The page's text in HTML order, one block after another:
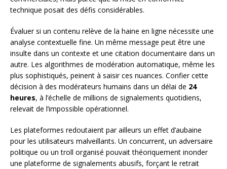
technique posait des défis considérables.
Évaluer si un contenu relève de la haine en ligne nécessite une
analyse contextuelle fine. Un même message peut être une
insulte dans un contexte et une citation documentaire dans un
autre. Les algorithmes de modération automatique, même les
plus sophistiqués, peinent à saisir ces nuances. Confier cette
décision à des modérateurs humains dans un délai de 24
heures, à l’échelle de millions de signalements quotidiens,
relevait de l’impossible opérationnel.
Les plateformes redoutaient par ailleurs un effet d’aubaine
pour les utilisateurs malveillants. Un concurrent, un adversaire
politique ou un troll organisé pouvait théoriquement inonder
une plateforme de signalements abusifs, forçant le retrait